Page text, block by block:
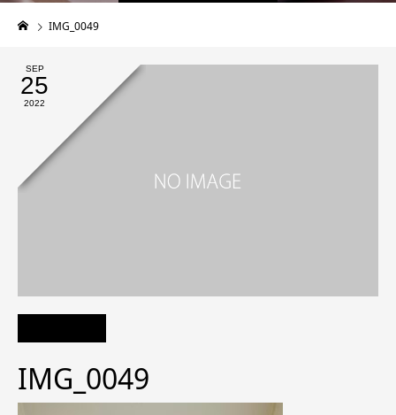
IMG_0049
SEP
25
2022
IMG_0049